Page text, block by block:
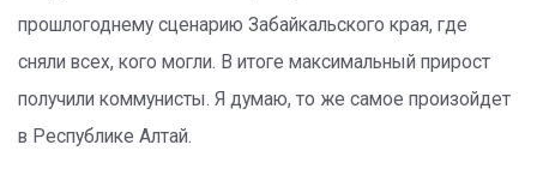
прошлогоднему сценарию Забайкальского края, где
сняли всех, кого могли. В итоге максимальный прирост
получили коммунисты. Я думаю, то же самое произойдет
в Республике Алтай.